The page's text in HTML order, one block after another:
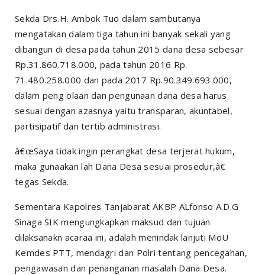
Sekda Drs.H. Ambok Tuo dalam sambutanya
mengatakan dalam tiga tahun ini banyak sekali yang
dibangun di desa pada tahun 2015 dana desa sebesar
Rp.31.860.718.000, pada tahun 2016 Rp.
71.480.258.000 dan pada 2017 Rp.90.349.693.000,
dalam peng olaan dan pengunaan dana desa harus
sesuai dengan azasnya yaitu transparan, akuntabel,
partisipatif dan tertib administrasi.
â€œSaya tidak ingin perangkat desa terjerat hukum,
maka gunaakan lah Dana Desa sesuai prosedur,â€
tegas Sekda.
Sementara Kapolres Tanjabarat AKBP ALfonso A.D.G
Sinaga SIK mengungkapkan maksud dan tujuan
dilaksanakn acaraa ini, adalah menindak lanjuti MoU
Kemdes PTT, mendagri dan Polri tentang pencegahan,
pengawasan dan penanganan masalah Dana Desa.